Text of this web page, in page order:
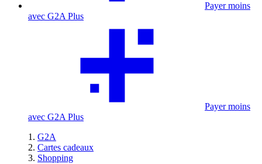
Payer moins
avec G2A Plus
Payer moins
avec G2A Plus
G2A
Cartes cadeaux
Shopping